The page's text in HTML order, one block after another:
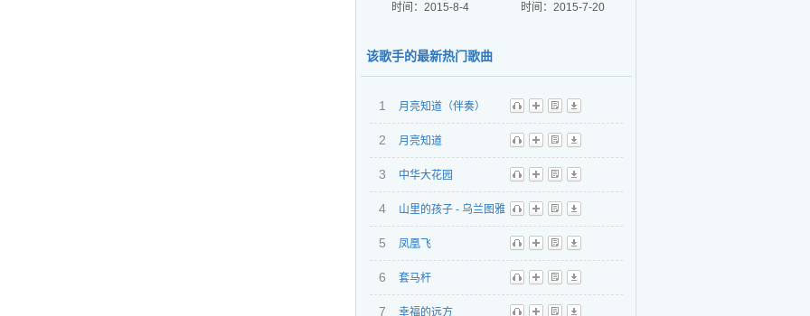
时间：2015-8-4
时间：2015-7-20
该歌手的最新热门歌曲
1
月亮知道（伴奏）
听
播 歌 下
2
月亮知道
听
播 歌 下
3
中华大花园
听
播 歌 下
4 山里的孩子 - 乌兰图雅
&陈心蕊
听 播 歌 下
5
凤凰飞
听
播 歌 下
6
套马杆
听
播 歌 下
7 幸福的远方